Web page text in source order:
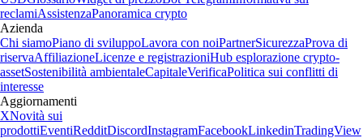
reclamiAssistenzaPanoramica crypto
Azienda
Chi siamoPiano di sviluppoLavora con noiPartnerSicurezzaProva di
riservaAffiliazioneLicenze e registrazioniHub esplorazione crypto-
assetSostenibilità ambientaleCapitaleVerificaPolitica sui conflitti di
interesse
Aggiornamenti
XNovità sui
prodottiEventiRedditDiscordInstagramFacebookLinkedinTradingView